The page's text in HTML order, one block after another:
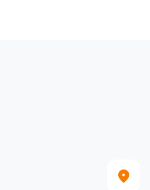
location_on